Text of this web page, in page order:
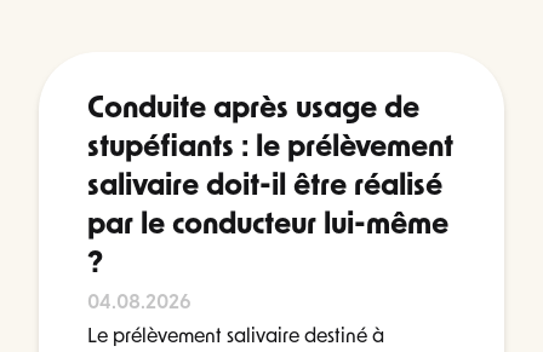
Conduite après usage de
stupéfiants : le prélèvement
salivaire doit-il être réalisé
par le conducteur lui-même
?
04.08.2026
Le prélèvement salivaire destiné à